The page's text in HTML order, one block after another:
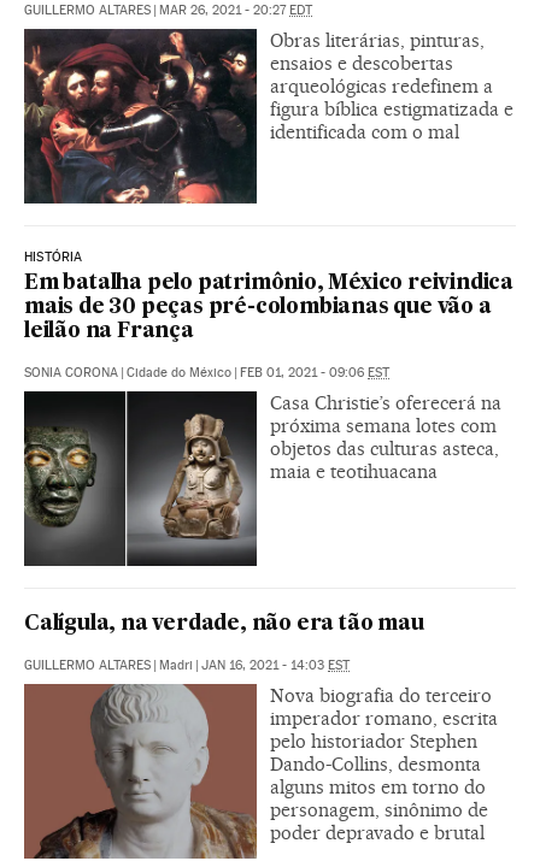
GUILLERMO ALTARES | MAR 26, 2021 - 20:27EDT
Obras literárias, pinturas,
ensaios e descobertas
arqueológicas redefinem a
figura bíblica estigmatizada e
identificada com o mal
HISTÓRIA
Em batalha pelo patrimônio, México reivindica
mais de 30 peças pré-colombianas que vão a
leilão na França
SONIA CORONA | Cidade do México | FEB 01, 2021 - 09:06 EST
Casa Christie’s oferecerá na
próxima semana lotes com
objetos das culturas asteca,
maia e teotihuacana
Calígula, na verdade, não era tão mau
GUILLERMO ALTARES | Madri | JAN 16, 2021 - 14:03 EST
Nova biografia do terceiro
imperador romano, escrita
pelo historiador Stephen
Dando-Collins, desmonta
alguns mitos em torno do
personagem, sinônimo de
poder depravado e brutal